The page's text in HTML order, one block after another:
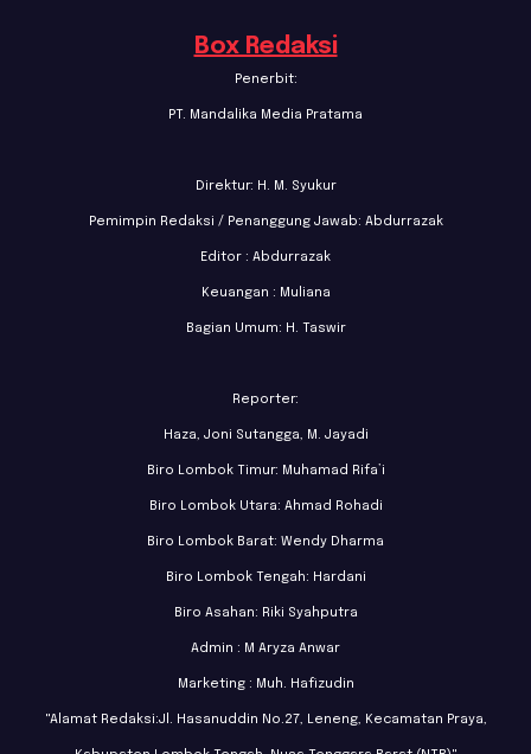
Box Redaksi
Penerbit:
PT. Mandalika Media Pratama
Direktur: H. M. Syukur
Pemimpin Redaksi / Penanggung Jawab: Abdurrazak
Editor : Abdurrazak
Keuangan : Muliana
Bagian Umum: H. Taswir
Reporter:
Haza, Joni Sutangga, M. Jayadi
Biro Lombok Timur: Muhamad Rifa’i
Biro Lombok Utara: Ahmad Rohadi
Biro Lombok Barat: Wendy Dharma
Biro Lombok Tengah: Hardani
Biro Asahan: Riki Syahputra
Admin : M Aryza Anwar
Marketing : Muh. Hafizudin
"Alamat Redaksi:Jl. Hasanuddin No.27, Leneng, Kecamatan Praya,